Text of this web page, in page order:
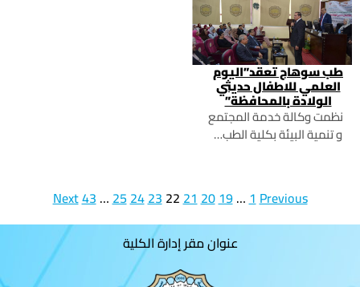
طب سوهاج تعقد”اليوم
العلمي للاطفال حديثي
الولادة بالمحافظة”
نظمت وكالة خدمة المجتمع
و تنمية البيئة بكلية الطب…
Previous
1
…
19
20
21
22
23
24
25
…
43
Next
عنوان مقر إدارة الكلية